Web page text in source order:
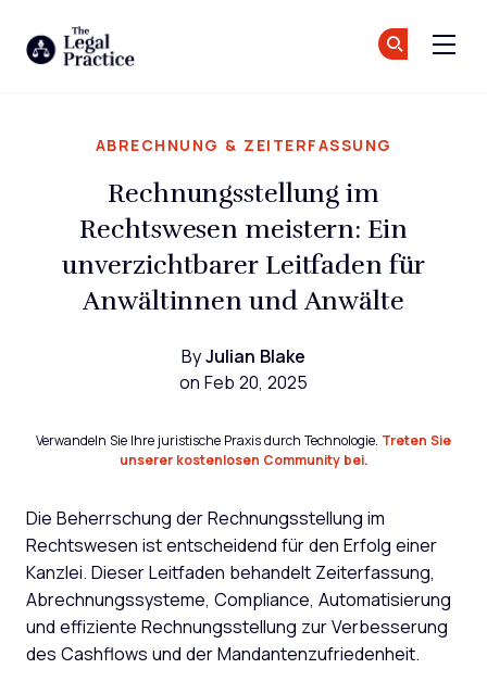
ABRECHNUNG & ZEITERFASSUNG
Rechnungsstellung im
Rechtswesen meistern: Ein
unverzichtbarer Leitfaden für
Anwältinnen und Anwälte
By Julian Blake
on Feb 20, 2025
Verwandeln Sie Ihre juristische Praxis durch Technologie. Treten Sie
unserer kostenlosen Community bei.
Die Beherrschung der Rechnungsstellung im
Rechtswesen ist entscheidend für den Erfolg einer
Kanzlei. Dieser Leitfaden behandelt Zeiterfassung,
Abrechnungssysteme, Compliance, Automatisierung
und effiziente Rechnungsstellung zur Verbesserung
des Cashflows und der Mandantenzufriedenheit.